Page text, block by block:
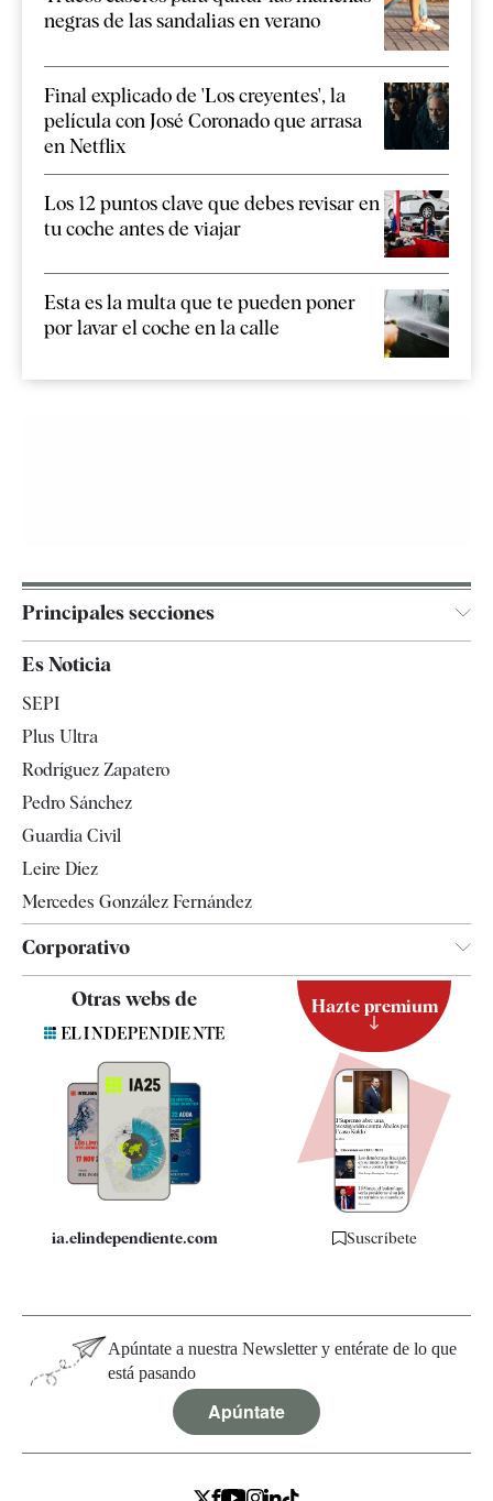
negras de las sandalias en verano
Final explicado de 'Los creyentes', la
película con José Coronado que arrasa
en Netflix
Los 12 puntos clave que debes revisar en
tu coche antes de viajar
Esta es la multa que te pueden poner
por lavar el coche en la calle
Principales secciones
España
Televisión
Es Noticia
SEPI
Plus Ultra
Rodríguez Zapatero
Pedro Sánchez
Guardia Civil
Leire Díez
Mercedes González Fernández
Corporativo
Contacto
Quiénes somos
Especificaciones
Otras webs de
ia.elindependiente.com
Hazte premium
Suscríbete
Apúntate a nuestra Newsletter y entérate de lo que
está pasando
Apúntate